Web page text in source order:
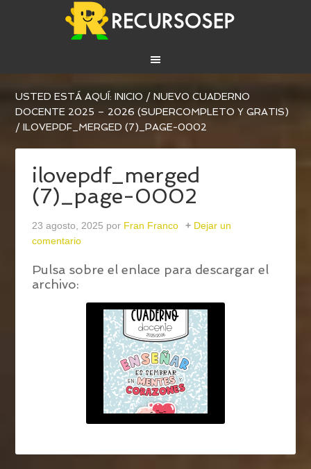
USTED ESTÁ AQUÍ:INICIO / NUEVO CUADERNO
DOCENTE 2025 – 2026 (SUPERCOMPLETO Y GRATIS)
/ ILOVEPDF_MERGED (7)_PAGE-0002
ilovepdf_merged
(7)_page-0002
23 agosto, 2025 por Fran Franco
Dejar un
comentario
Pulsa sobre el enlace para descargar el
archivo: